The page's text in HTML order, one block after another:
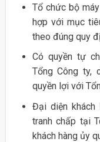
Tổ chức bộ
hợp với mục
theo đúng quy
Có quyền tự
Tổng Công ty,
quyền lợi với
Đại diện khách
tranh chấp tại
khách hàng ủy